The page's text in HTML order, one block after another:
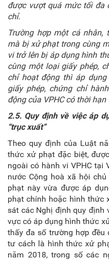
được vượt quá mức tối đa
chỉ.
Trường hợp một cá nhân,
mà bị xử phạt trong cùng
vi trở lên bị áp dụng hình
cùng một loại giấy phép,
chỉ hoạt động thì áp
giấy phép, chứng chỉ
động của VPHC có thời
2.5. Quy định về việc áp
“trục xuất”
Theo quy định của Luật
thức xử phạt đặc biệt,
ngoài có hành vi VPHC tại
nước Cộng hoà xã hội
phạt này vừa được áp
phạt chính hoặc hình thức
sát các Nghị định quy định
vực có áp dụng hình thức
thấy đa số trường hợp đều
tư cách là hình thức xử
năm 2018, trong số các